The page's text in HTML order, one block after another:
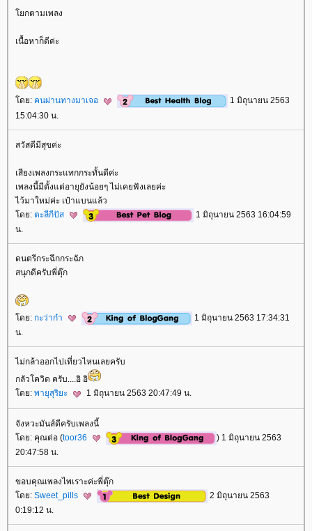
กตามเพลง
เนื้อหาก็ดีค่ะ
ดย: คนผ่านทางมาเจอ
1 มิถุนายน 2563
15:04:30 น.
สวัสดีมีสุขค่ะ
เสียงเพลงกระแทกกระทั้นดีค่ะ
เพลงนี้มีตั้งแต่อายุยังน้อยๆ ไม่เคยฟังเลยค่ะ
ไว้มาใหม่ค่ะ เป๋าแบนแล้ว
ดย: ตะลีกีปัส
1 มิถุนายน 2563 16:04:59
น.
ดนตรีกระฉึกกระฉัก
สนุกดีครับพี่ตุ๊ก
ดย: กะว่าก๋า
1 มิถุนายน 2563 17:34:31
น.
ไม่กล้าออกไปเที่ยวไหนเลยครับ
กลัวโควิด ครับ....อิ อิ
ดย: พายุสุริยะ 1 มิถุนายน 2563 20:47:49 น.
จังหวะมันส์ดีครับเพลงนี้
ดย: คุณต่อ (toor36
) 1 มิถุนายน 2563
20:47:58 น.
ขอบคุณเพลงไพเราะค่ะพี่ตุ๊ก
ดย: Sweet_pills
2 มิถุนายน 2563
0:19:12 น.